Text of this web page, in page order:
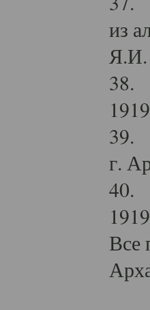
из
Я.И.
38.
39.
г.
40.
Все